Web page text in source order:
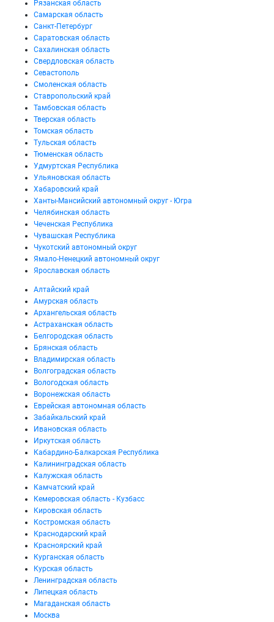
Рязанская область
Самарская область
Санкт-Петербург
Саратовская область
Сахалинская область
Свердловская область
Севастополь
Смоленская область
Ставропольский край
Тамбовская область
Тверская область
Томская область
Тульская область
Тюменская область
Удмуртская Республика
Ульяновская область
Хабаровский край
Ханты-Мансийский автономный округ - Югра
Челябинская область
Чеченская Республика
Чувашская Республика
Чукотский автономный округ
Ямало-Ненецкий автономный округ
Ярославская область
Алтайский край
Амурская область
Архангельская область
Астраханская область
Белгородская область
Брянская область
Владимирская область
Волгоградская область
Вологодская область
Воронежская область
Еврейская автономная область
Забайкальский край
Ивановская область
Иркутская область
Кабардино-Балкарская Республика
Калининградская область
Калужская область
Камчатский край
Кемеровская область - Кузбасс
Кировская область
Костромская область
Краснодарский край
Красноярский край
Курганская область
Курская область
Ленинградская область
Липецкая область
Магаданская область
Москва